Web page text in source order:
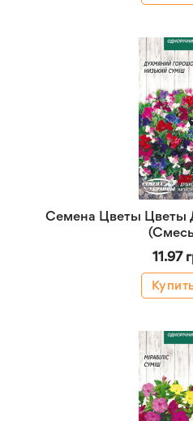
Семена Цветы Цветы
11.97